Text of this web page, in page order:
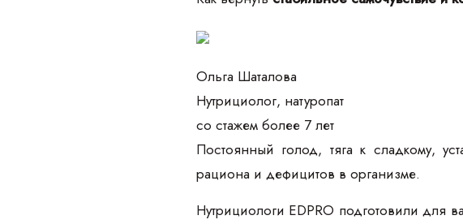
Ольга Шаталова
Нутрициолог, натуропат
со стажем более 7 лет
Постоянный голод, тяга к сладкому,
рациона и дефицитов в организме.
Нутрициологи EDPRO подготовили для